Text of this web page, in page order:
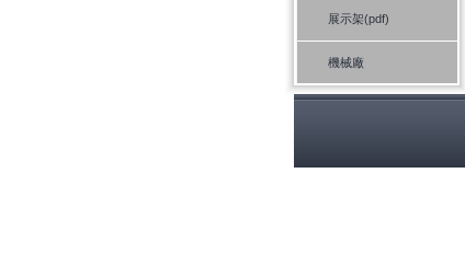
展示架(pdf)
機械廠